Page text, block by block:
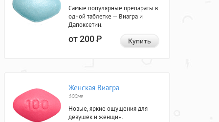
Самые популярные препараты в
одной таблетке — Виагра и
Дапоксетин.
от 200Р Купить
Женская Виагра
100мг
Новые, яркие ощущения для
девушек и женщин.